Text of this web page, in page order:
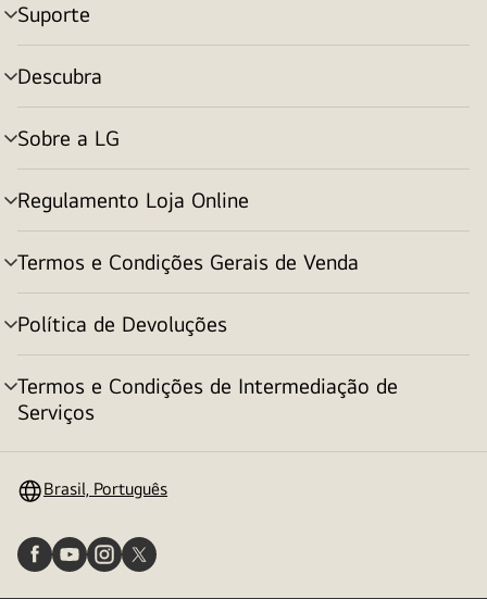
Suporte
alternar
menu
Descubra
alternar
menu
Sobre a LG
alternar
menu
Regulamento Loja Online
alternar
menu
Termos e Condições Gerais de Venda
alternar
menu
Política de Devoluções
alternar
menu
Termos e Condições de Intermediação de
Serviços
alternar
Brasil, Português